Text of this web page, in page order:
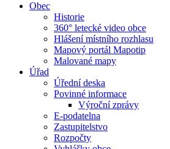
Obec
Historie
360° letecké video obce
Hlášení místního rozhlasu
Mapový portál Mapotip
Malované mapy
Úřad
Úřední deska
Povinné informace
Výroční zprávy
E-podatelna
Zastupitelstvo
Rozpočty